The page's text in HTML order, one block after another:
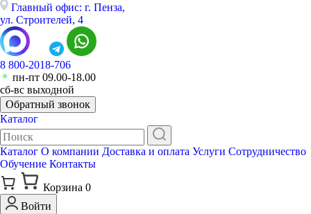
Главный офис: г. Пенза,
ул. Строителей, 4
8 800-2018-706
пн-пт 09.00-18.00
сб-вс выходной
Обратный звонок
Каталог
Каталог О компании Доставка и оплата Услуги Сотрудничество
Обучение Контакты
Корзина 0
Войти